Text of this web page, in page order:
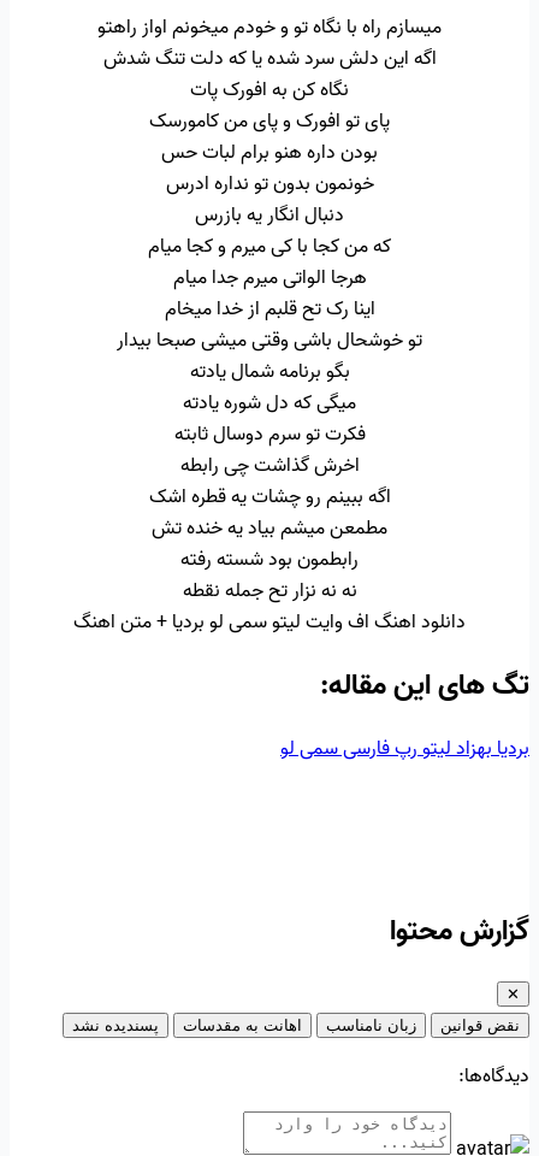
میسازم راه با نگاه تو و خودم میخونم اواز راهتو
اگه این دلش سرد شده یا که دلت تنگ شدش
نگاه کن به افورک پات
پای تو افورک و پای من کامورسک
بودن داره هنو برام لبات حس
خونمون بدون تو نداره ادرس
دنبال انگار یه بازرس
که من کجا با کی میرم و کجا میام
هرجا الواتی میرم جدا میام
اینا رک تح قلبم از خدا میخام
تو خوشحال باشی وقتی میشی صبحا بیدار
بگو برنامه شمال یادته
میگی که دل شوره یادته
فکرت تو سرم دوسال ثابته
اخرش گذاشت چی رابطه
اگه ببینم رو چشات یه قطره اشک
مطمعن میشم بیاد یه خنده تش
رابطمون بود شسته رفته
نه نه نزار تح جمله نقطه
دانلود اهنگ اف وایت لیتو سمی لو بردیا + متن اهنگ
تگ‌ های این مقاله:
بردیابهزاد لیتورپ فارسیسمی لو
گزارش محتوا
✕
نقض قوانین
زبان نامناسب اهانت به مقدسات پسندیده نشد
دیدگاه‌ها: